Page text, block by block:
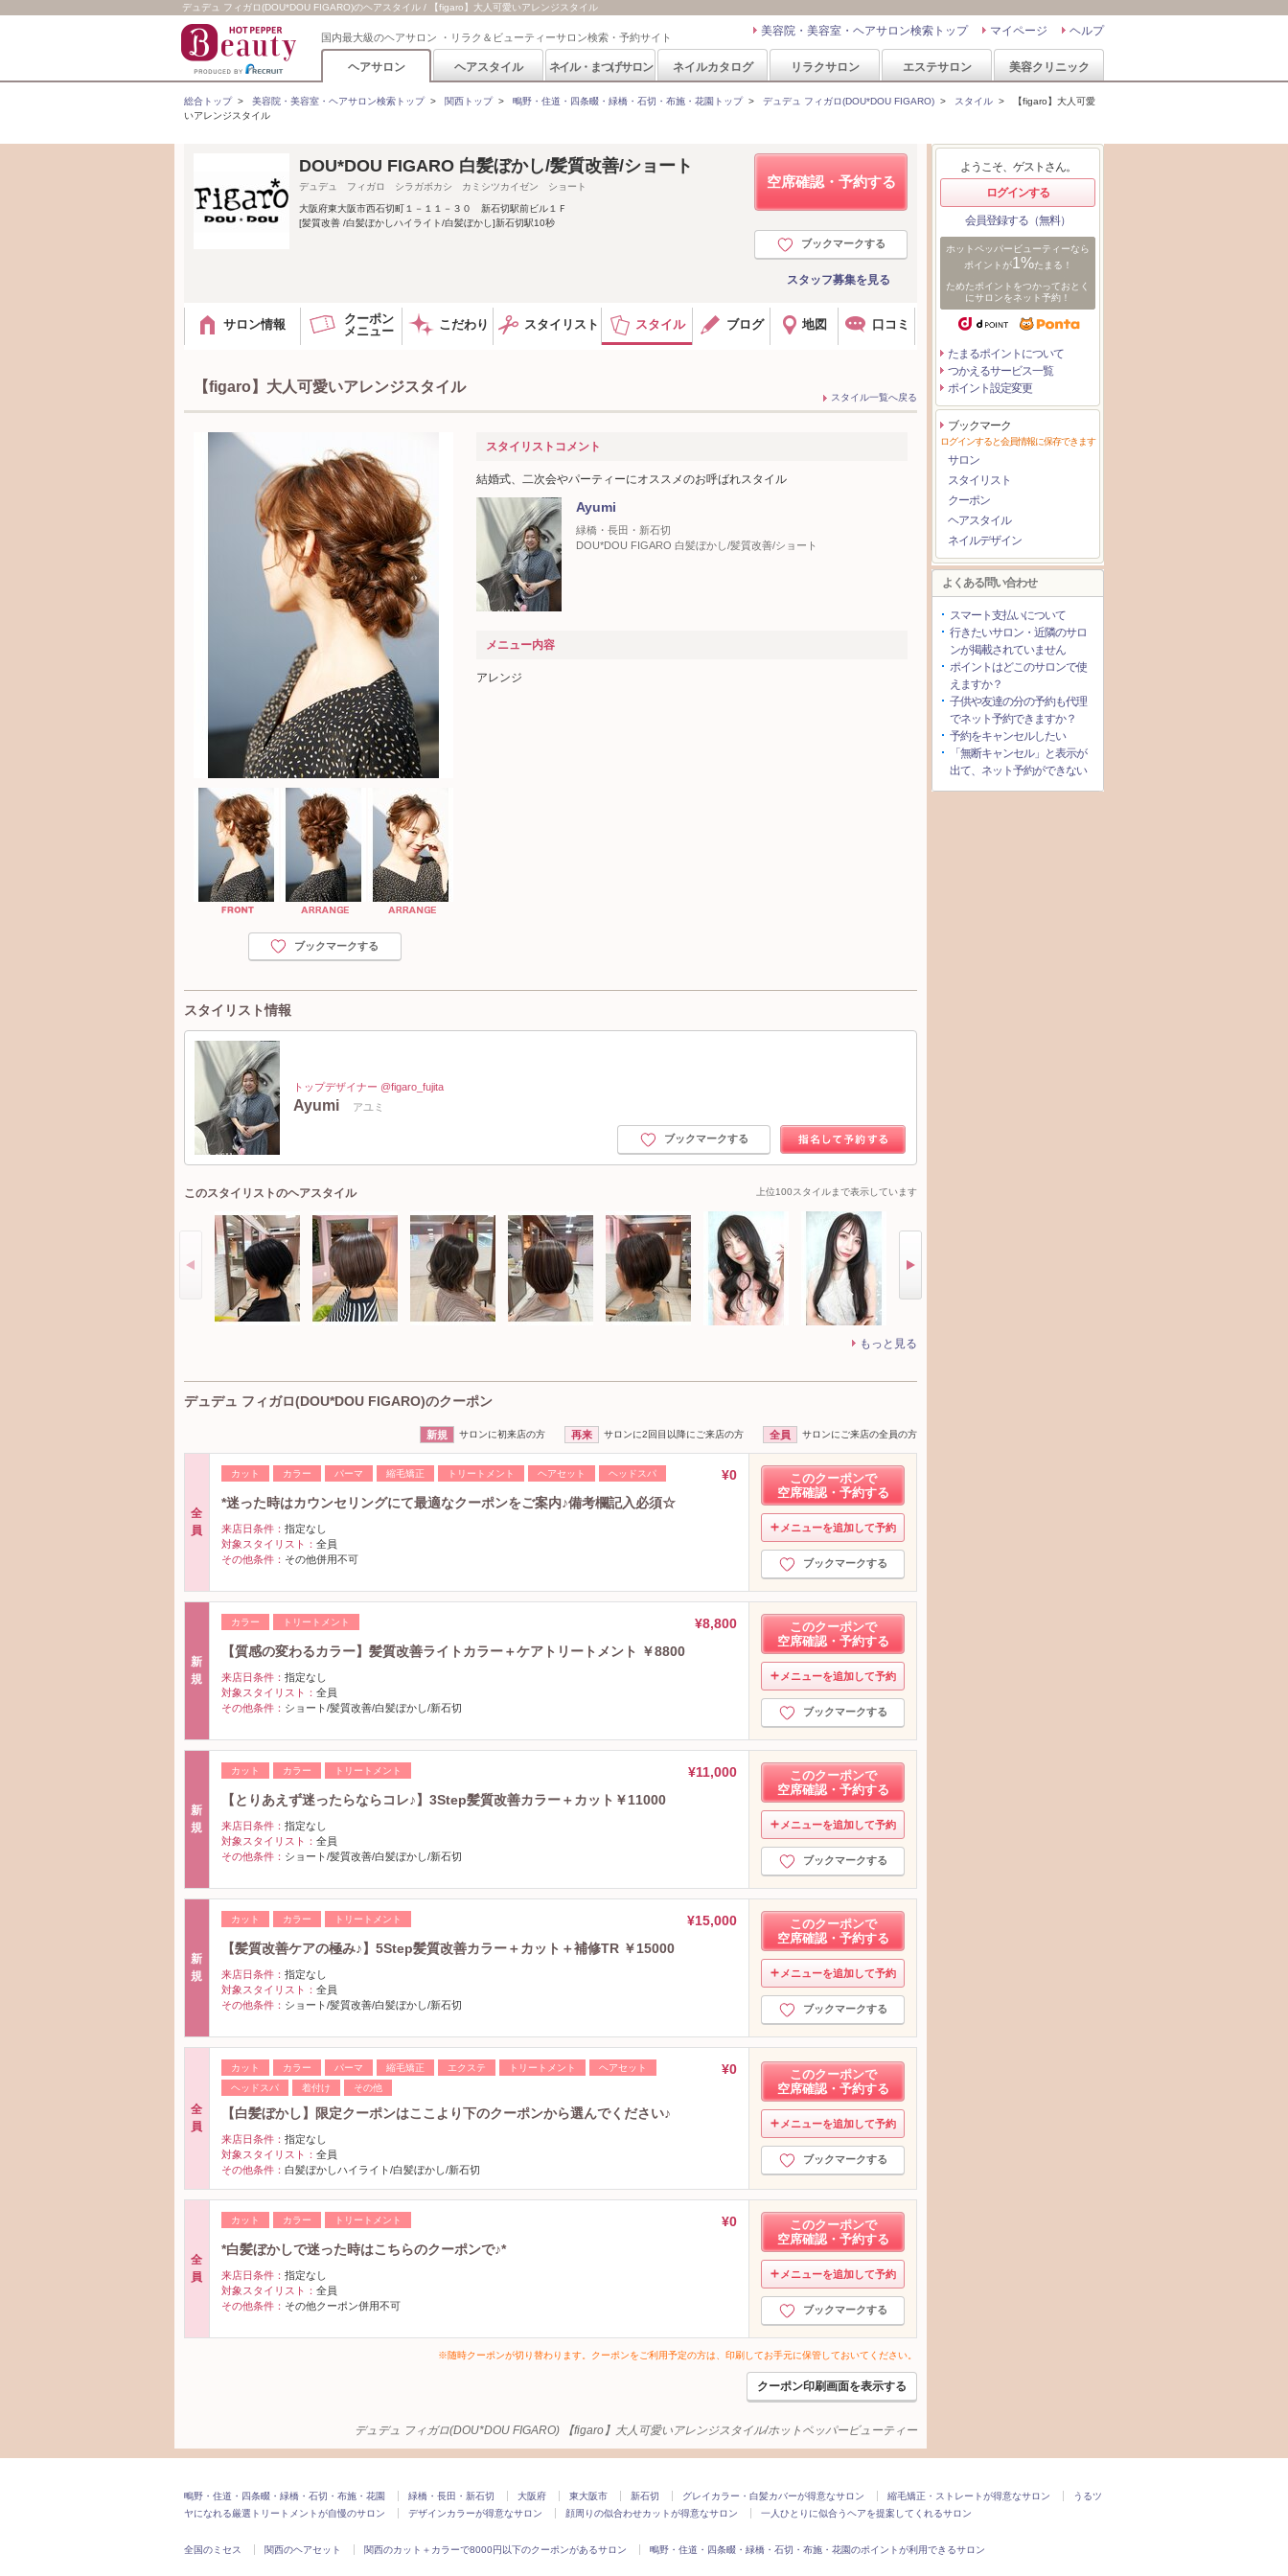
デュデュ フィガロ(DOU*DOU FIGARO)のヘアスタイル / 【figaro】大人可愛いアレンジスタイル
国内最大級のヘアサロン ・リラク＆ビューティーサロン検索・予約サイト ヘルプ
マイページ
美容院・美容室・ヘアサロン検索トップ
ヘアサロン ヘアスタイル ネイル・まつげサロン ネイルカタログ リラクサロン エステサロン 美容クリニック
総合トップ> 美容院・美容室・ヘアサロン検索トップ> 関西トップ> 鴫野・住道・四条畷・緑橋・石切・布施・花園トップ> デュデュ フィガロ(DOU*DOU FIGARO) > スタイル >
【figaro】大人可愛
いアレンジスタイル
空席確認・予約する
ブックマークする
スタッフ募集を見る
DOU*DOU FIGARO 白髪ぼかし/髪質改善/ショート
デュデュ フィガロ シラガボカシ カミシツカイゼン ショート
大阪府東大阪市西石切町１－１１－３０ 新石切駅前ビル１Ｆ
[髪質改善 /白髪ぼかしハイライト/白髪ぼかし]新石切駅10秒
サロン情報
クーポン
メニュー
こだわり スタイリスト スタイル ブログ 地図 口コミ
【figaro】大人可愛いアレンジスタイル
スタイル一覧へ戻る
ブックマークする
スタイリストコメント
結婚式、二次会やパーティーにオススメのお呼ばれスタイル
Ayumi
緑橋・長田・新石切
DOU*DOU FIGARO 白髪ぼかし/髪質改善/ショート
メニュー内容
アレンジ
スタイリスト情報
トップデザイナー @figaro_fujita
Ayumi アユミ
ブックマークする
このスタイリストのヘアスタイル 上位100スタイルまで表示しています
もっと見る
デュデュ フィガロ(DOU*DOU FIGARO)のクーポン
新規 サロンに初来店の方 再来 サロンに2回目以降にご来店の方 全員 サロンにご来店の全員の方
全
員
カット カラー パーマ 縮毛矯正 トリートメント ヘアセット ヘッドスパ
¥0
*迷った時はカウンセリングにて最適なクーポンをご案内♪備考欄記入必須☆
来店日条件： 指定なし
対象スタイリスト： 全員
その他条件： その他併用不可
このクーポンで
空席確認・予約する
メニューを追加して予約
ブックマークする
新
規
カラー トリートメント
¥8,800
【質感の変わるカラー】髪質改善ライトカラー＋ケアトリートメント ￥8800
来店日条件： 指定なし
対象スタイリスト： 全員
その他条件： ショート/髪質改善/白髪ぼかし/新石切
このクーポンで
空席確認・予約する
メニューを追加して予約
ブックマークする
新
規
カット カラー トリートメント
¥11,000
【とりあえず迷ったらならコレ♪】3Step髪質改善カラー＋カット￥11000
来店日条件： 指定なし
対象スタイリスト： 全員
その他条件： ショート/髪質改善/白髪ぼかし/新石切
このクーポンで
空席確認・予約する
メニューを追加して予約
ブックマークする
新
規
カット カラー トリートメント
¥15,000
【髪質改善ケアの極み♪】5Step髪質改善カラー＋カット＋補修TR ￥15000
来店日条件： 指定なし
対象スタイリスト： 全員
その他条件： ショート/髪質改善/白髪ぼかし/新石切
このクーポンで
空席確認・予約する
メニューを追加して予約
ブックマークする
全
員
カット カラー パーマ 縮毛矯正 エクステ トリートメント
ヘアセット
ヘッドスパ
着付け その他
¥0
【白髪ぼかし】限定クーポンはここより下のクーポンから選んでください♪
来店日条件： 指定なし
対象スタイリスト： 全員
その他条件： 白髪ぼかしハイライト/白髪ぼかし/新石切
このクーポンで
空席確認・予約する
メニューを追加して予約
ブックマークする
全
員
カット カラー トリートメント
¥0
*白髪ぼかしで迷った時はこちらのクーポンで♪*
来店日条件： 指定なし
対象スタイリスト： 全員
その他条件： その他クーポン併用不可
このクーポンで
空席確認・予約する
メニューを追加して予約
ブックマークする
※随時クーポンが切り替わります。クーポンをご利用予定の方は、印刷してお手元に保管しておいてください。
クーポン印刷画面を表示する
デュデュ フィガロ(DOU*DOU FIGARO) 【figaro】大人可愛いアレンジスタイル/ホットペッパービューティー
ようこそ、ゲストさん。
ログインする
会員登録する（無料）
ホットペッパービューティーなら
ポイントが1%たまる！
ためたポイントをつかっておとく
にサロンをネット予約！
たまるポイントについて
つかえるサービス一覧
ポイント設定変更
ブックマーク
ログインすると会員情報に保存できます
サロン
スタイリスト
クーポン
ヘアスタイル
ネイルデザイン
よくある問い合わせ
スマート支払いについて
行きたいサロン・近隣のサロ
ンが掲載されていません
ポイントはどこのサロンで使
えますか？
子供や友達の分の予約も代理
でネット予約できますか？
予約をキャンセルしたい
「無断キャンセル」と表示が
出て、ネット予約ができない
鴫野・住道・四条畷・緑橋・石切・布施・花園 緑橋・長田・新石切 大阪府 東大阪市 新石切 グレイカラー・白髪カバーが得意なサロン 縮毛矯正・ストレートが得意なサロン
うるツ
ヤになれる厳選トリートメントが自慢のサロン
デザインカラーが得意なサロン 顔周りの似合わせカットが得意なサロン 一人ひとりに似合うヘアを提案してくれるサロン
全国のミセス 関西のヘアセット 関西のカット＋カラーで8000円以下のクーポンがあるサロン 鴫野・住道・四条畷・緑橋・石切・布施・花園のポイントが利用できるサロン